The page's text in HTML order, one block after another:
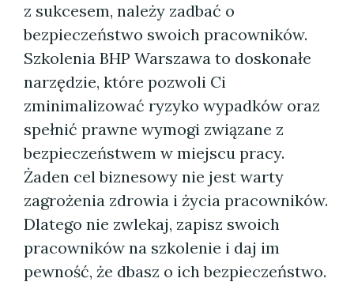
z sukcesem, należy zadbać o
bezpieczeństwo swoich pracowników.
Szkolenia BHP Warszawa to doskonałe
narzędzie, które pozwoli Ci
zminimalizować ryzyko wypadków oraz
spełnić prawne wymogi związane z
bezpieczeństwem w miejscu pracy.
Żaden cel biznesowy nie jest warty
zagrożenia zdrowia i życia pracowników.
Dlatego nie zwlekaj, zapisz swoich
pracowników na szkolenie i daj im
pewność, że dbasz o ich bezpieczeństwo.